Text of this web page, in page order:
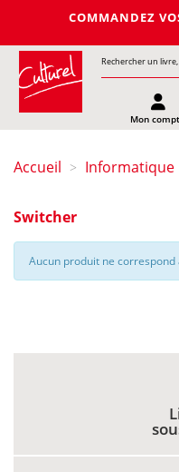
COMMANDEZ
Mon
Accueil > Informatique
Switcher
Aucun produit ne correspond